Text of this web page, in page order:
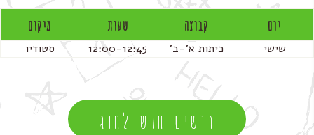
יום קבוצה שעות מיקום
שישי כיתות א'-ב' 12:00-12:45 סטודיו
רישום חדש לחוג